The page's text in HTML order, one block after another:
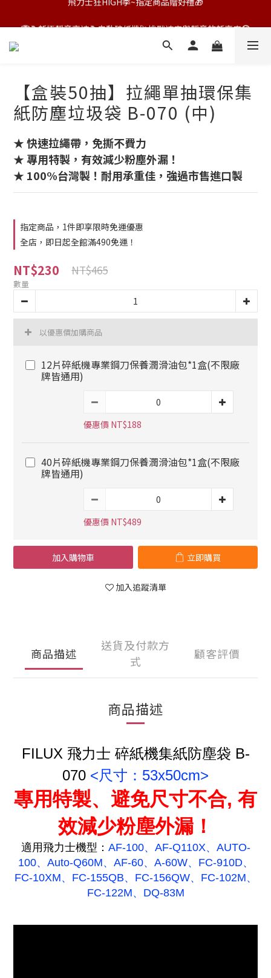
🏆全新極靜音高速全自動碎紙機🚀挑戰速度與靜音的新高度🔇
飛力士狂HIGH季~指定商品贈好禮🎁
【盒裝50抽】拉繩單抽環保集
紙防塵垃圾袋 B-070 (中)
★ 快速拉繩帶，免撕不費力
★ 專用特製，有效減少粉塵外漏！
★ 100%台灣製！耐用承重佳，強過市售進口製
指定商品，1件即享限時免運優惠
全店，即日起全館滿490免運！
NT$230 NT$465
數量
以優惠價加購商品
12片碎紙機專業鋼刀保養潤滑油包*1盒(不限廠
牌皆通用)
優惠價 NT$188
40片碎紙機專業鋼刀保養潤滑油包*1盒(不限廠
牌皆通用)
優惠價 NT$489
加入購物車 立即購買
加入追蹤清單
商品描述
送貨及付款方
式
顧客評價
商品描述
FILUX 飛力士 碎紙機集紙防塵袋 B-
070 <尺寸： 53x50cm>
專用特製、避免尺寸不合, 有
效減少粉塵外漏！
適用飛力士機型： AF-100、AF-Q110X、AUTO-
100、 Auto-Q60M、 AF-60、 A-60W、FC-910D、
FC-10XM、FC-155QB、FC-156QW、 FC-102M、
FC-122M、DQ-83M